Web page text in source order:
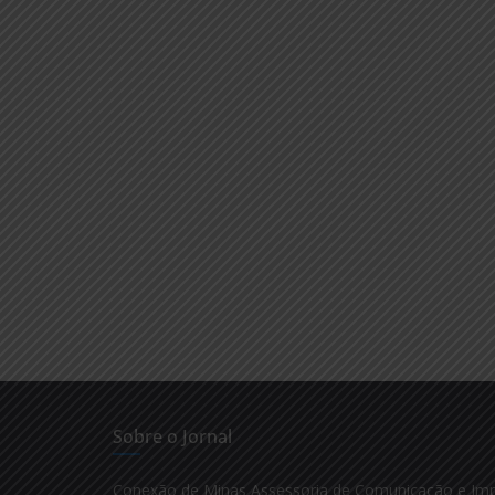
Sobre o Jornal
Conexão de Minas Assessoria de Comunicação e